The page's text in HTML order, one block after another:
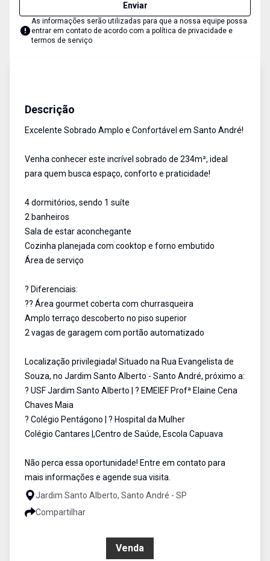
Enviar
As informações serão utilizadas para que a nossa equipe possa
entrar em contato de acordo com a política de privacidade e
termos de serviço
Descrição
Excelente Sobrado Amplo e Confortável em Santo André!
Venha conhecer este incrível sobrado de 234m², ideal
para quem busca espaço, conforto e praticidade!
4 dormitórios, sendo 1 suíte
2 banheiros
Sala de estar aconchegante
Cozinha planejada com cooktop e forno embutido
Área de serviço
? Diferenciais:
?? Área gourmet coberta com churrasqueira
Amplo terraço descoberto no piso superior
2 vagas de garagem com portão automatizado
Localização privilegiada! Situado na Rua Evangelista de
Souza, no Jardim Santo Alberto - Santo André, próximo a:
? USF Jardim Santo Alberto | ? EMEIEF Profª Elaine Cena
Chaves Maia
? Colégio Pentágono | ? Hospital da Mulher
Colégio Cantares |,Centro de Saúde, Escola Capuava
Não perca essa oportunidade! Entre em contato para
mais informações e agende sua visita.
Jardim Santo Alberto, Santo André - SP
Compartilhar
Venda